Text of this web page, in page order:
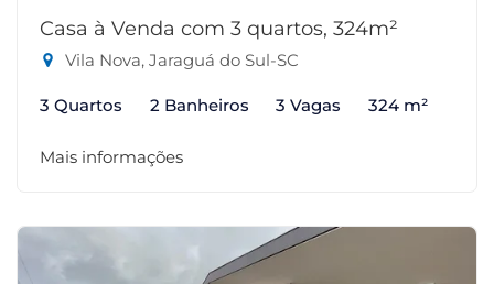
Casa à Venda com 3 quartos, 324m²
Vila Nova, Jaraguá do Sul-SC
3 Quartos 2 Banheiros 3 Vagas 324 m²
Mais informações